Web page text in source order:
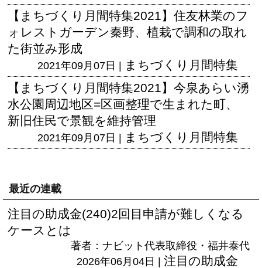
【まちづくり月間特集2021】住友林業のフ
ォレストガーデン秦野、植栽で調和の取れ
た街並み形成
2021年09月07日 | まちづくり月間特集
【まちづくり月間特集2021】今泉あらい湧
水公園周辺地区=区画整理で生まれた町、
新旧住民で景観を維持管理
2021年09月07日 | まちづくり月間特集
最近の連載
注目の助成金(240)2回目申請が難しくなる
ケースとは
著者：ナビット代表取締役・福井泰代
2026年06月04日 | 注目の助成金